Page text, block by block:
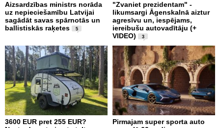
Aizsardzības ministrs norāda
uz nepieciešamību Latvijai
sagādāt savas spārnotās un
ballistiskās raķetes
5
"Zvaniet prezidentam" -
likumsargi Āgenskalnā aiztur
agresīvu un, iespējams,
iereibušu autovadītāju (+
VIDEO)
3
3600 EUR pret 255 EUR?
Pirmajam super sporta auto